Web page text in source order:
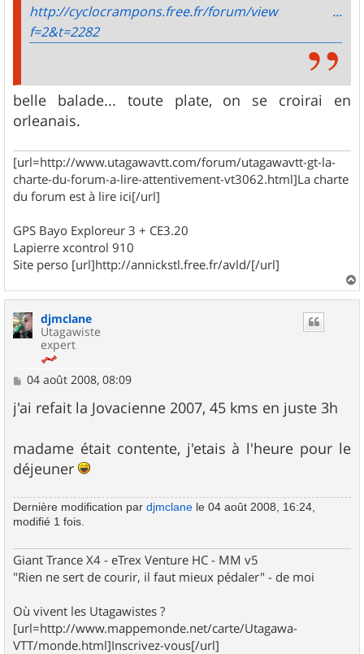
http://cyclocrampons.free.fr/forum/view ...
f=2&t=2282
belle balade... toute plate, on se croirai en
orleanais.
[url=http://www.utagawavtt.com/forum/utagawavtt-gt-la-
charte-du-forum-a-lire-attentivement-vt3062.html]La charte
du forum est à lire ici[/url]
GPS Bayo Exploreur 3 + CE3.20
Lapierre xcontrol 910
Site perso [url]http://annickstl.free.fr/avld/[/url]
a
djmclane
Utagawiste
expert
M
s
s
g
e
04 août 2008, 08:09
j'ai refait la Jovacienne 2007, 45 kms en juste 3h
madame était contente, j'etais à l'heure pour le
déjeuner
Dernière modification par djmclane le 04 août 2008, 16:24,
modifié 1 fois.
Giant Trance X4 - eTrex Venture HC - MM v5
"Rien ne sert de courir, il faut mieux pédaler" - de moi
Où vivent les Utagawistes ?
[url=http://www.mappemonde.net/carte/Utagawa-
VTT/monde.html]Inscrivez-vous[/url]